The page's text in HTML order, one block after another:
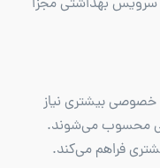
سرویس بهداشتی مجزا
خصوصی بیشتری نیاز
محسوب می‌شوند.
فراهم می‌کند.